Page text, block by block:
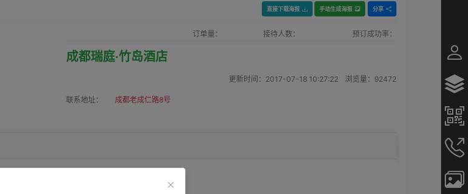
直接下载海报 手动生成海报 分享
订单量： 接待人数： 预订成功率：
成都瑞庭·竹岛酒店
更新时间： 2017-07-18 10:27:22 浏览量： 92472
联系地址： 成都老成仁路8号